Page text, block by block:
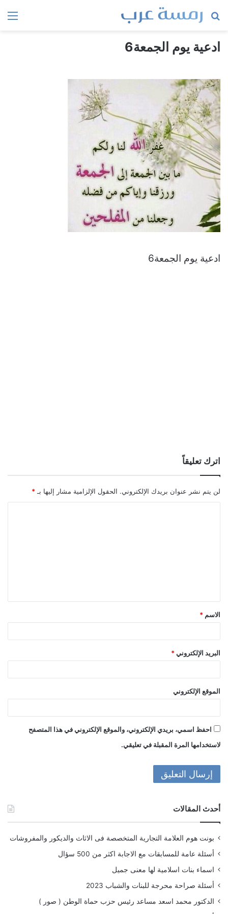
بحث
ادعية يوم الجمعة6
ادعية يوم الجمعة6
اترك تعليقاً
لن يتم نشر عنوان بريدك الإلكتروني. الحقول الإلزامية مشار إليها بـ *
ق
*
الاسم *
البريد الإلكتروني *
الموقع الإلكتروني
احفظ اسمي، بريدي الإلكتروني، والموقع الإلكتروني في هذا المتصفح
لاستخدامها المرة المقبلة في تعليقي.
أحدث المقالات
بونت هوم العلامة التجارية المتخصصة فى الاثاث والديكور والمفروشات
أسئلة عامة للمسابقات مع الاجابة اكثر من 500 سؤال
اسماء بنات اسلامية لها معنى جميل
أسئلة صراحة محرجة للبنات والشباب 2023
الدكتور محمد اسعد مساعد رئيس حزب حماة الوطن ( صور )